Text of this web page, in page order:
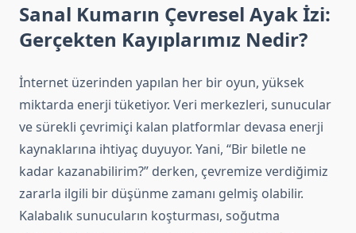
Sanal Kumarın Çevresel Ayak İzi:
Gerçekten Kayıplarımız Nedir?
İnternet üzerinden yapılan her bir oyun, yüksek
miktarda enerji tüketiyor. Veri merkezleri, sunucular
ve sürekli çevrimiçi kalan platformlar devasa enerji
kaynaklarına ihtiyaç duyuyor. Yani, “Bir biletle ne
kadar kazanabilirim?” derken, çevremize verdiğimiz
zararla ilgili bir düşünme zamanı gelmiş olabilir.
Kalabalık sunucuların koşturması, soğutma